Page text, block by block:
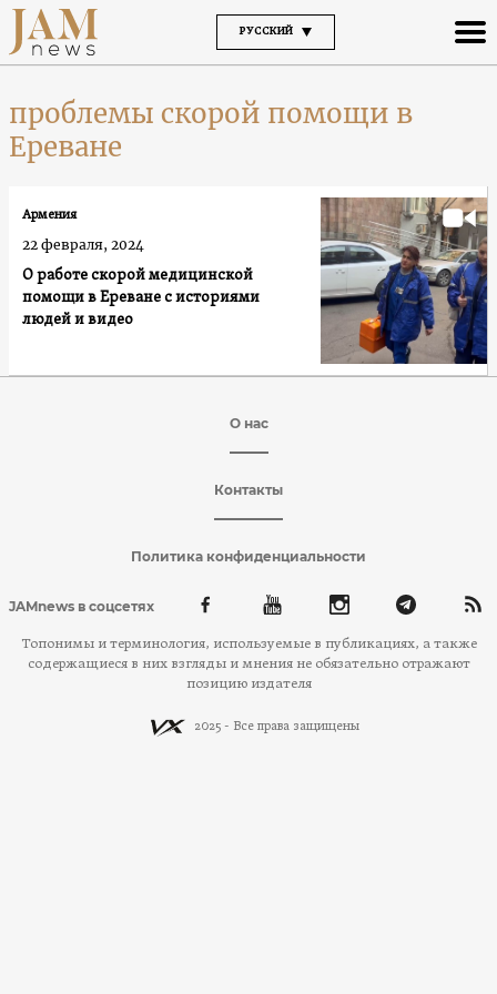
РУССКИЙ
проблемы скорой помощи в
Ереване
О работе скорой медицинской
помощи в Ереване с историями
людей и видео
Армения
22 февраля, 2024
О нас
Контакты
Политика конфиденциальности
JAMnews в соцсетях
Топонимы и терминология, используемые в публикациях, а также
содержащиеся в них взгляды и мнения не обязательно отражают
позицию издателя
2025 - Все права защищены